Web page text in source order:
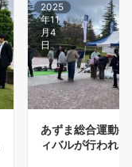
2025
年11
月4
日
あずま総合運動
ィバルが行われ